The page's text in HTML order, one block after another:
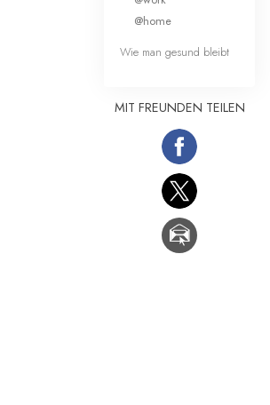
@home
Wie man gesund bleibt
MIT FREUNDEN TEILEN